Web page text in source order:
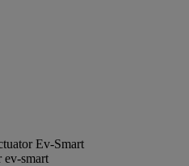
Ev-Smart
ev-smart